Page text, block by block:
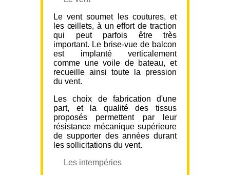
Le vent soumet les coutures, et
les œillets, à un effort de traction
qui peut parfois être très
important. Le brise-vue de balcon
est implanté verticalement
comme une voile de bateau, et
recueille ainsi toute la pression
du vent.
Les choix de fabrication d'une
part, et la qualité des tissus
proposés permettent par leur
résistance mécanique supérieure
de supporter des années durant
les sollicitations du vent.
Les intempéries